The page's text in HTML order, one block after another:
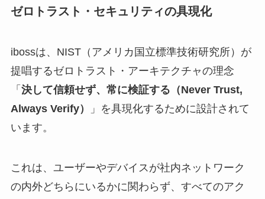
ゼロトラスト・セキュリティの具現化
ibossは、NIST（アメリカ国立標準技術研究所）が
提唱するゼロトラスト・アーキテクチャの理念
「 決して信頼せず、常に検証する（Never Trust,
Always Verify）
」を具現化するために設計されて
います。
これは、ユーザーやデバイスが社内ネットワーク
の内外どちらにいるかに関わらず、すべてのアク